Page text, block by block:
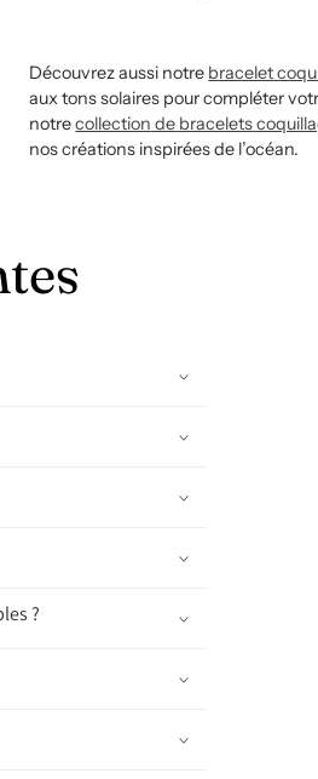
Découvrez aussi notre bracelet
aux tons solaires pour compléter
notrecollection de bracelets
nos créations inspirées de l’océan.
?